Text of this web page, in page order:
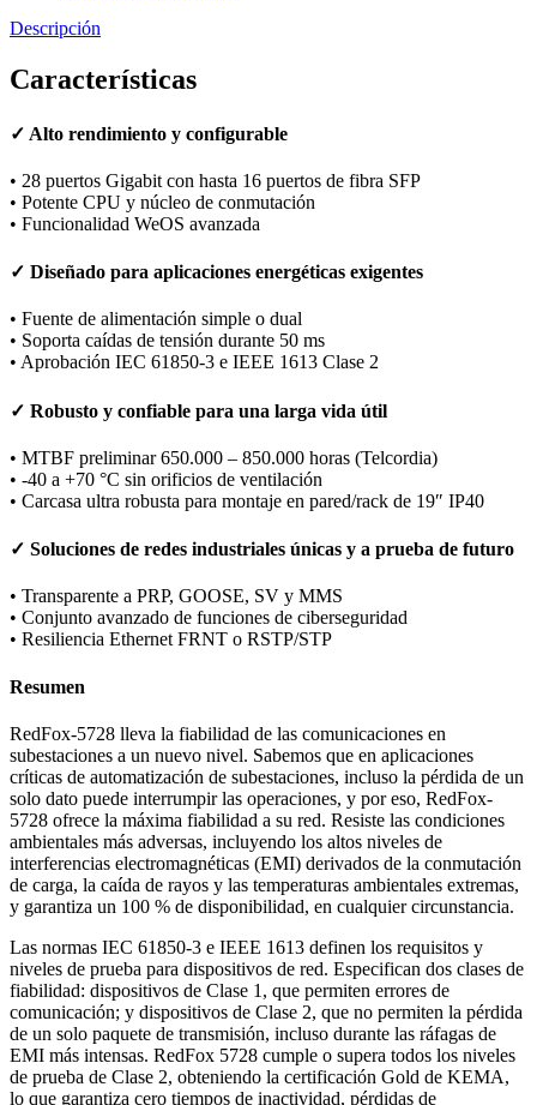
Descripción
Características
✓ Alto rendimiento y configurable
• 28 puertos Gigabit con hasta 16 puertos de fibra SFP
• Potente CPU y núcleo de conmutación
• Funcionalidad WeOS avanzada
✓ Diseñado para aplicaciones energéticas exigentes
• Fuente de alimentación simple o dual
• Soporta caídas de tensión durante 50 ms
• Aprobación IEC 61850-3 e IEEE 1613 Clase 2
✓ Robusto y confiable para una larga vida útil
• MTBF preliminar 650.000 – 850.000 horas (Telcordia)
• -40 a +70 °C sin orificios de ventilación
• Carcasa ultra robusta para montaje en pared/rack de 19″ IP40
✓ Soluciones de redes industriales únicas y a prueba de futuro
• Transparente a PRP, GOOSE, SV y MMS
• Conjunto avanzado de funciones de ciberseguridad
• Resiliencia Ethernet FRNT o RSTP/STP
Resumen
RedFox-5728 lleva la fiabilidad de las comunicaciones en
subestaciones a un nuevo nivel. Sabemos que en aplicaciones
críticas de automatización de subestaciones, incluso la pérdida de un
solo dato puede interrumpir las operaciones, y por eso, RedFox-
5728 ofrece la máxima fiabilidad a su red. Resiste las condiciones
ambientales más adversas, incluyendo los altos niveles de
interferencias electromagnéticas (EMI) derivados de la conmutación
de carga, la caída de rayos y las temperaturas ambientales extremas,
y garantiza un 100 % de disponibilidad, en cualquier circunstancia.
Las normas IEC 61850-3 e IEEE 1613 definen los requisitos y
niveles de prueba para dispositivos de red. Especifican dos clases de
fiabilidad: dispositivos de Clase 1, que permiten errores de
comunicación; y dispositivos de Clase 2, que no permiten la pérdida
de un solo paquete de transmisión, incluso durante las ráfagas de
EMI más intensas. RedFox 5728 cumple o supera todos los niveles
de prueba de Clase 2, obteniendo la certificación Gold de KEMA,
lo que garantiza cero tiempos de inactividad, pérdidas de